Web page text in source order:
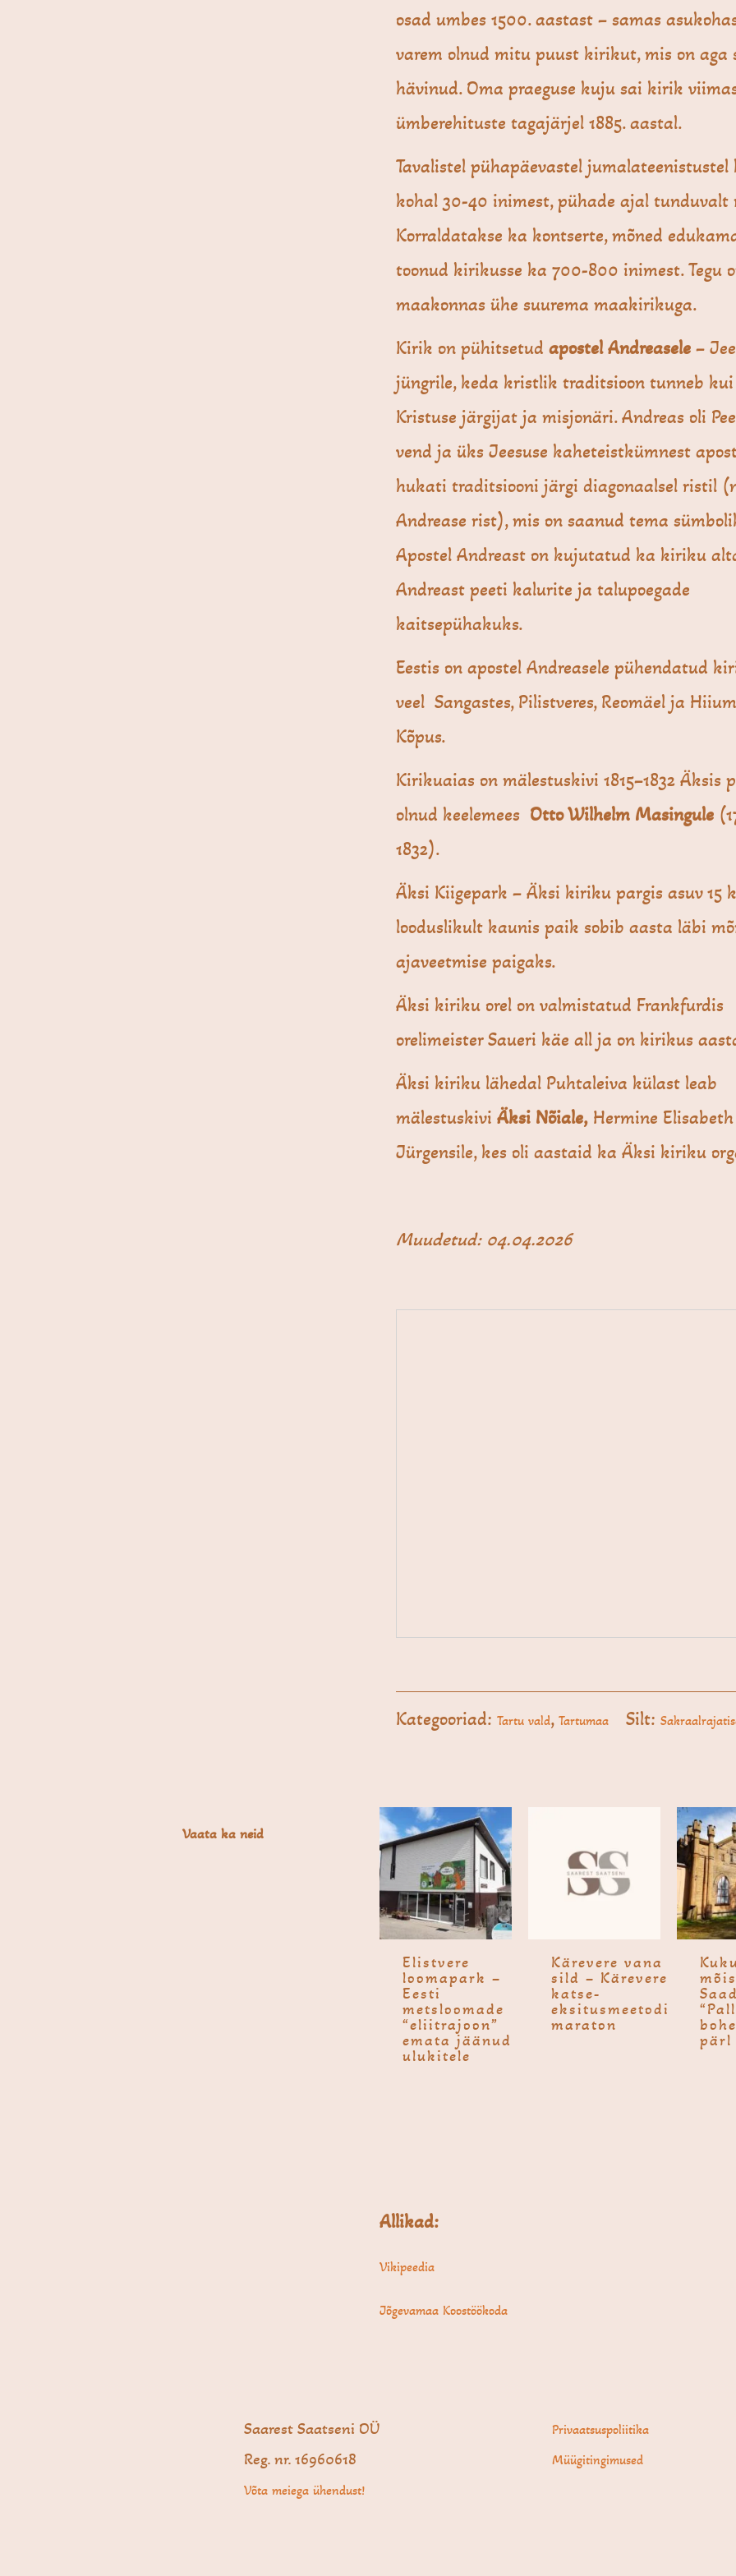
osad umbes 1500. aastast – samas
varem olnud mitu puust kirikut, mis on aga
hävinud. Oma praeguse kuju sai kirik
ümberehituste tagajärjel 1885. aastal.
Tavalistel pühapäevastel jumalateenistustel
kohal 30-40 inimest, pühade ajal tunduvalt
Korraldatakse ka kontserte, mõned
toonud kirikusse ka 700-800 inimest. Tegu
maakonnas ühe suurema maakirikuga.
Kirik on pühitsetudapostel Andreasele –
jüngrile, keda kristlik traditsioon tunneb kui
Kristuse järgijat ja misjonäri. Andreas oli
vend ja üks Jeesuse kaheteistkümnest
hukati traditsiooni järgi diagonaalsel ristil
Andrease rist), mis on saanud tema
Apostel Andreast on kujutatud ka kiriku
Andreast peeti kalurite ja talupoegade
kaitsepühakuks.
Eestis on apostel Andreasele pühendatud
veel Sangastes, Pilistveres, Reomäel ja
Kõpus.
Kirikuaias on mälestuskivi 1815–1832 Äksis
olnud keelemees Otto Wilhelm Masingule
1832).
Äksi Kiigepark – Äksi kiriku pargis asuv 15
looduslikult kaunis paik sobib aasta läbi
ajaveetmise paigaks.
Äksi kiriku orel on valmistatud Frankfurdis
orelimeister Saueri käe all ja on kirikus
Äksi kiriku lähedal Puhtaleiva külast leab
mälestuskiviÄksi Nõiale, Hermine Elisabeth
Jürgensile, kes oli aastaid ka Äksi kiriku
Muudetud: 04.04.2026
Kategooriad:Tartu vald,Tartumaa Silt:
Vaata ka neid
Elistvere
looma­park –
Eesti
metsloomade
“eliitrajoon”
emata jäänud
ulukitele
Kärevere vana
sild – Kärevere
katse-
eksitusmeetodi
maraton
pärl
Allikad:
Vikipeedia
Jõgevamaa Koostöökoda
Saarest Saatseni OÜ
Reg. nr. 16960618
Võta meiega ühendust!
Privaatsuspoliitika
Müügitingimused